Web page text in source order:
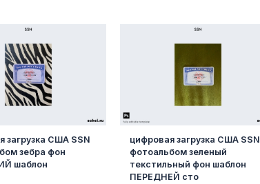
загрузка США SSN
зебра фон
шаблон
цифровая загрузка США SSN
фотоальбом зеленый
текстильный фон шаблон
ПЕРЕДНЕЙ сто